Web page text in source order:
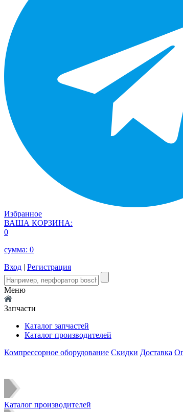
Избранное
ВАША КОРЗИНА:
0
сумма: 0
Вход | Регистрация
Меню
Запчасти
Каталог запчастей
Каталог производителей
Компрессорное оборудование Скидки Доставка
Каталог производителей